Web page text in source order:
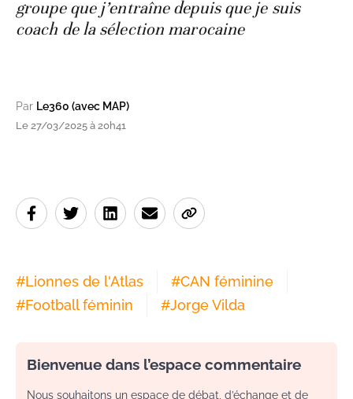
groupe que j’entraîne depuis que je suis
coach de la sélection marocaine
Par Le360 (avec MAP)
Le 27/03/2025 à 20h41
#Lionnes de l'Atlas #CAN féminine
#Football féminin #Jorge Vilda
Bienvenue dans l’espace commentaire
Nous souhaitons un espace de débat, d’échange et de